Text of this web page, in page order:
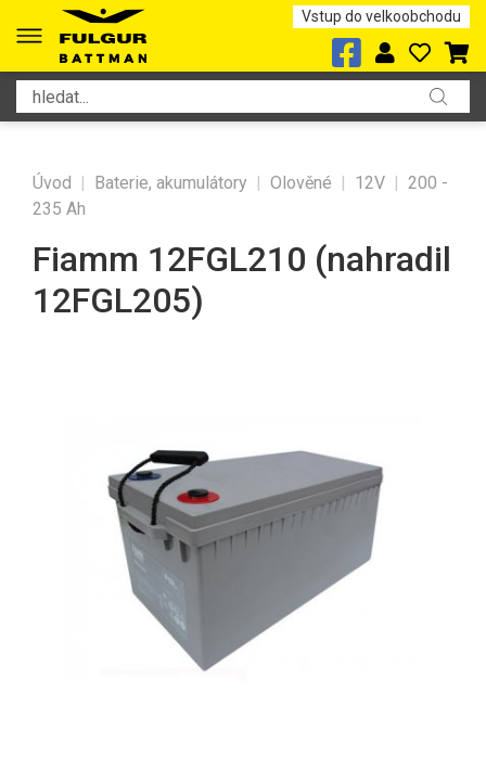
Vstup do velkoobchodu
Úvod | Baterie, akumulátory | Olověné | 12V | 200 -
235 Ah
Fiamm 12FGL210 (nahradil
12FGL205)